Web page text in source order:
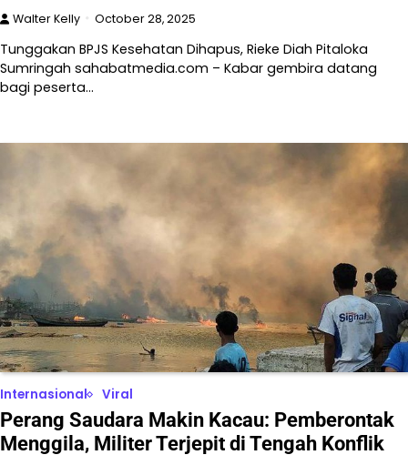
Walter Kelly October 28, 2025
Tunggakan BPJS Kesehatan Dihapus, Rieke Diah Pitaloka
Sumringah sahabatmedia.com – Kabar gembira datang
bagi peserta…
Internasional Viral
Perang Saudara Makin Kacau: Pemberontak
Menggila, Militer Terjepit di Tengah Konflik